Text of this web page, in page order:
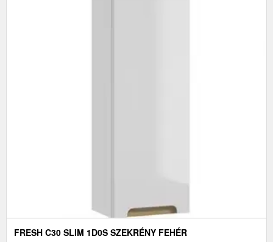
FRESH C30 SLIM 1D0S SZEKRÉNY FEHÉR